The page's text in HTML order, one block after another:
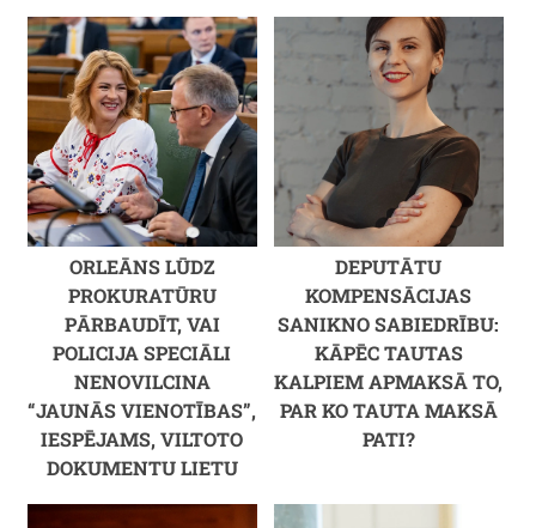
ORLEĀNS LŪDZ
PROKURATŪRU
PĀRBAUDĪT, VAI
POLICIJA SPECIĀLI
NENOVILCINA
“JAUNĀS VIENOTĪBAS”,
IESPĒJAMS, VILTOTO
DOKUMENTU LIETU
DEPUTĀTU
KOMPENSĀCIJAS
SANIKNO SABIEDRĪBU:
KĀPĒC TAUTAS
KALPIEM APMAKSĀ TO,
PAR KO TAUTA MAKSĀ
PATI?